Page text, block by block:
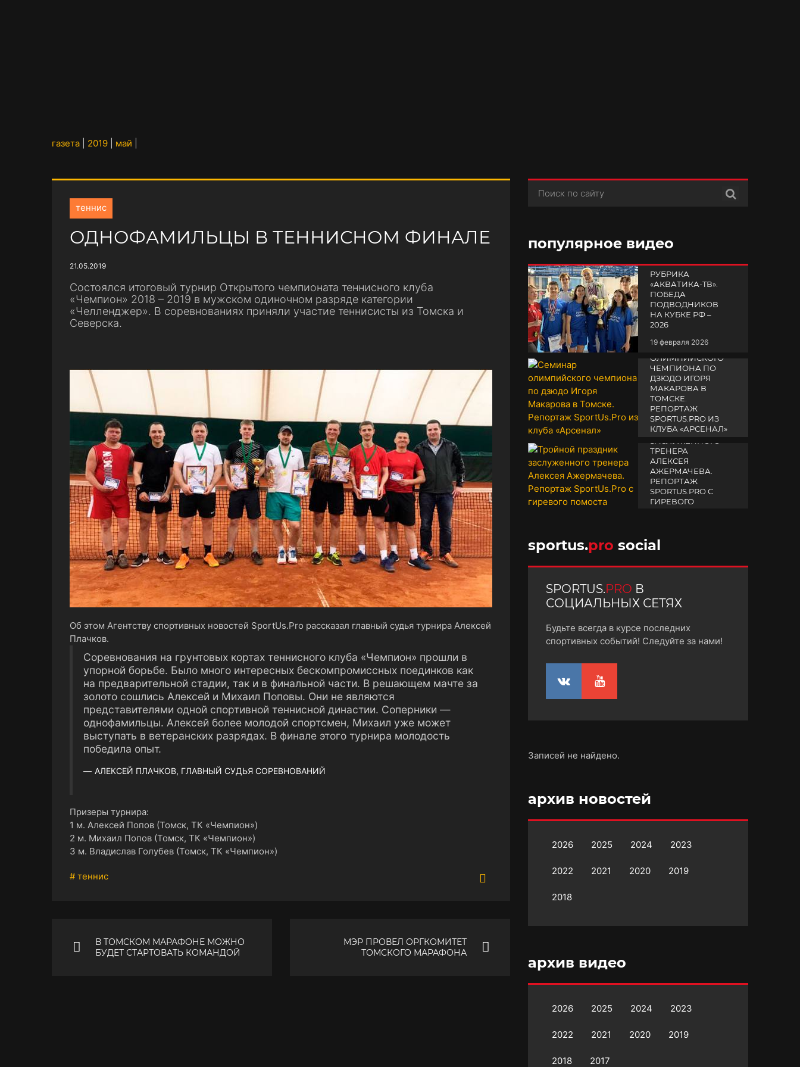
газета 2019 май
теннис
ОДНОФАМИЛЬЦЫ В ТЕННИСНОМ ФИНАЛЕ
21.05.2019
Состоялся итоговый турнир Открытого чемпионата теннисного клуба
«Чемпион» 2018 – 2019 в мужском одиночном разряде категории
«Челленджер». В соревнованиях приняли участие теннисисты из Томска и
Северска.
Об этом Агентству спортивных новостей SportUs.Pro рассказал главный судья турнира Алексей
Плачков.
Соревнования на грунтовых кортах теннисного клуба «Чемпион» прошли в
упорной борьбе. Было много интересных бескомпромиссных поединков как
на предварительной стадии, так и в финальной части. В решающем мачте за
золото сошлись Алексей и Михаил Поповы. Они не являются
представителями одной спортивной теннисной династии. Соперники —
однофамильцы. Алексей более молодой спортсмен, Михаил уже может
выступать в ветеранских разрядах. В финале этого турнира молодость
победила опыт.
АЛЕКСЕЙ ПЛАЧКОВ, ГЛАВНЫЙ СУДЬЯ СОРЕВНОВАНИЙ
Призеры турнира:
1 м. Алексей Попов (Томск, ТК «Чемпион»)
2 м. Михаил Попов (Томск, ТК «Чемпион»)
3 м. Владислав Голубев (Томск, ТК «Чемпион»)
# теннис
В ТОМСКОМ МАРАФОНЕ МОЖНО
БУДЕТ СТАРТОВАТЬ КОМАНДОЙ
МЭР ПРОВЕЛ ОРГКОМИТЕТ
ТОМСКОГО МАРАФОНА
популярное видео
РУБРИКА
«АКВАТИКА-TВ».
ПОБЕДА
ПОДВОДНИКОВ
НА КУБКЕ РФ –
2026
19 февраля 2026
СЕМИНАР
ОЛИМПИЙСКОГО
ЧЕМПИОНА ПО
ДЗЮДО ИГОРЯ
МАКАРОВА В
ТОМСКЕ.
РЕПОРТАЖ
SPORTUS.PRO ИЗ
КЛУБА «АРСЕНАЛ»
14 апреля 2025
ТРОЙНОЙ
ПРАЗДНИК
ТРЕНЕРА
АЛЕКСЕЯ
АЖЕРМАЧЕВА.
РЕПОРТАЖ
SPORTUS.PRO С
ГИРЕВОГО
sportus.pro social
SPORTUS.PRO В
СОЦИАЛЬНЫХ СЕТЯХ
Будьте всегда в курсе последних
спортивных событий! Следуйте за нами!
Записей не найдено.
архив новостей
2026 2025 2024 2023
2022 2021 2020 2019
2018
архив видео
2026 2025 2024 2023
2022 2021 2020 2019
2018 2017